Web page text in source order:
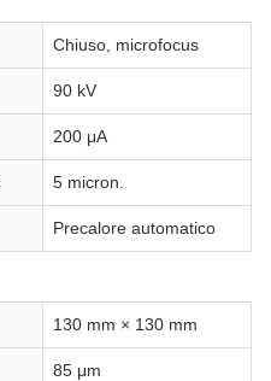
Chiuso, microfocus
90 kV
200 μA
5 micron.
Precalore automatico
130 mm × 130 mm
85 μm